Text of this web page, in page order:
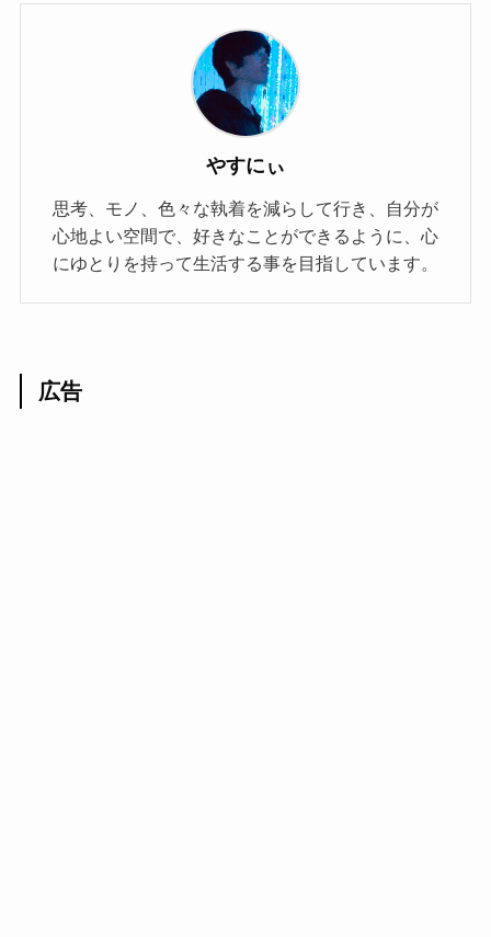
やすにぃ
思考、モノ、色々な執着を減らして行き、自分が
心地よい空間で、好きなことができるように、心
にゆとりを持って生活する事を目指しています。
広告